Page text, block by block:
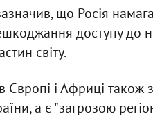
що Росія
доступу до
світу.
і Африці також
а є "загрозою